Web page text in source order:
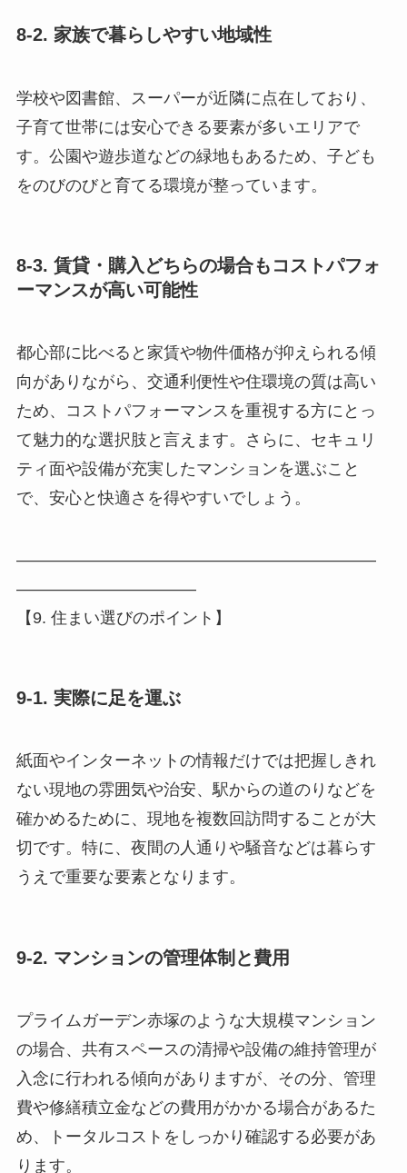
8-2. 家族で暮らしやすい地域性
学校や図書館、スーパーが近隣に点在しており、
子育て世帯には安心できる要素が多いエリアで
す。公園や遊歩道などの緑地もあるため、子ども
をのびのびと育てる環境が整っています。
8-3. 賃貸・購入どちらの場合もコストパフォ
ーマンスが高い可能性
都心部に比べると家賃や物件価格が抑えられる傾
向がありながら、交通利便性や住環境の質は高い
ため、コストパフォーマンスを重視する方にとっ
て魅力的な選択肢と言えます。さらに、セキュリ
ティ面や設備が充実したマンションを選ぶこと
で、安心と快適さを得やすいでしょう。
――――――――――――――――――――――
―――――――――――
【9. 住まい選びのポイント】
9-1. 実際に足を運ぶ
紙面やインターネットの情報だけでは把握しきれ
ない現地の雰囲気や治安、駅からの道のりなどを
確かめるために、現地を複数回訪問することが大
切です。特に、夜間の人通りや騒音などは暮らす
うえで重要な要素となります。
9-2. マンションの管理体制と費用
プライムガーデン赤塚のような大規模マンション
の場合、共有スペースの清掃や設備の維持管理が
入念に行われる傾向がありますが、その分、管理
費や修繕積立金などの費用がかかる場合があるた
め、トータルコストをしっかり確認する必要があ
ります。